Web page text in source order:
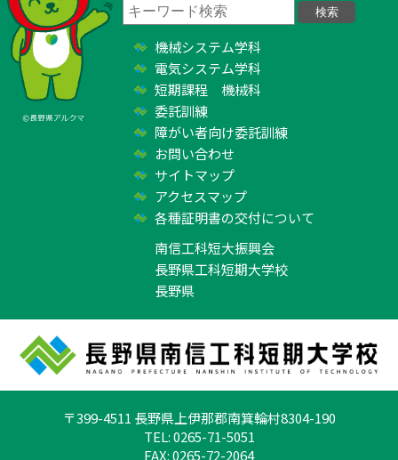
機械システム学科
電気システム学科
短期課程 機械科
委託訓練
障がい者向け委託訓練
お問い合わせ
サイトマップ
アクセスマップ
各種証明書の交付について
南信工科短大振興会
長野県工科短期大学校
長野県
〒399-4511 長野県上伊那郡南箕輪村8304-190
TEL: 0265-71-5051
FAX: 0265-72-2064